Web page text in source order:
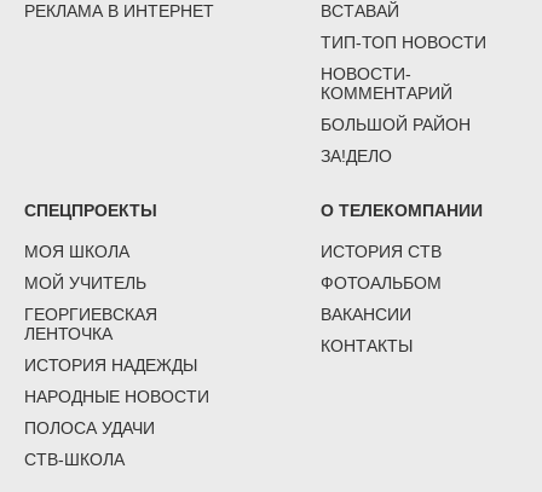
РЕКЛАМА В ИНТЕРНЕТ
ВСТАВАЙ
ТИП-ТОП НОВОСТИ
НОВОСТИ-
КОММЕНТАРИЙ
БОЛЬШОЙ РАЙОН
ЗА!ДЕЛО
СПЕЦПРОЕКТЫ
МОЯ ШКОЛА
МОЙ УЧИТЕЛЬ
ГЕОРГИЕВСКАЯ
ЛЕНТОЧКА
ИСТОРИЯ НАДЕЖДЫ
НАРОДНЫЕ НОВОСТИ
ПОЛОСА УДАЧИ
СТВ-ШКОЛА
О ТЕЛЕКОМПАНИИ
ИСТОРИЯ СТВ
ФОТОАЛЬБОМ
ВАКАНСИИ
КОНТАКТЫ